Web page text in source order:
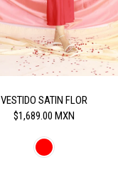
VESTIDO SATIN FLOR
$1,689.00 MXN